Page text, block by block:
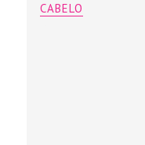
CABELO